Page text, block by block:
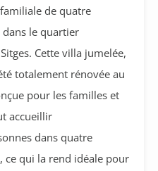
de quatre
le quartier
Cette villa jumelée,
totalement rénovée au
pour les familles et
accueillir
dans quatre
ce qui la rend idéale pour